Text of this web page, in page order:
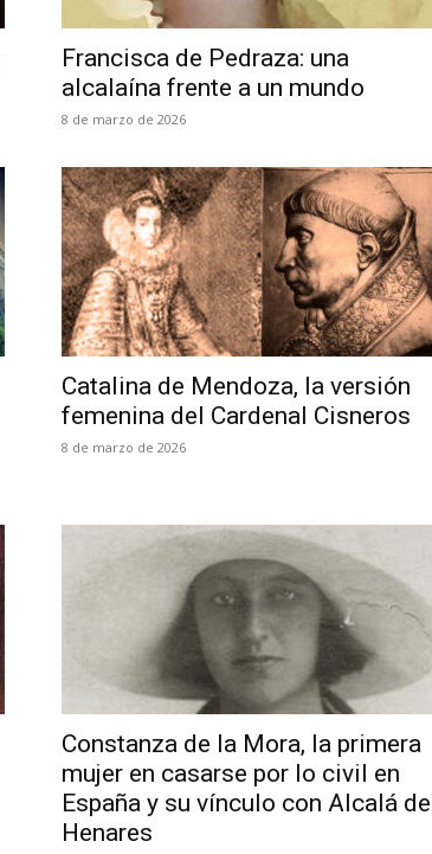
Francisca de Pedraza: una
alcalaína frente a un mundo
8 de marzo de 2026
Catalina de Mendoza, la versión
femenina del Cardenal Cisneros
8 de marzo de 2026
Constanza de la Mora, la primera
mujer en casarse por lo civil en
España y su vínculo con Alcalá de
Henares